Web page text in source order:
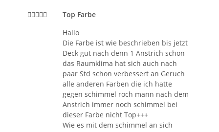
Top Farbe
Hallo
Die Farbe ist wie beschrieben bis jetzt
Deck gut nach denn 1 Anstrich schon
das Raumklima hat sich auch nach
paar Std schon verbessert an Geruch
alle anderen Farben die ich hatte
gegen schimmel roch mann nach dem
Anstrich immer noch schimmel bei
dieser Farbe nicht Top+++
Wie es mit dem schimmel an sich